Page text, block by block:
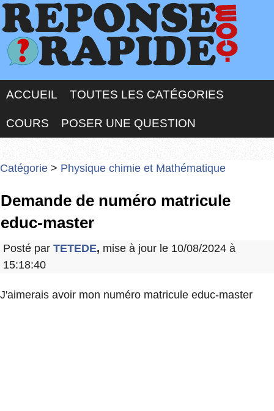
ACCUEIL TOUTES LES CATÉGORIES
COURS POSER UNE QUESTION
Catégorie > Physique chimie et Mathématique
Demande de numéro matricule
educ-master
Posté par TETEDE, mise à jour le 10/08/2024 à
15:18:40
J'aimerais avoir mon numéro matricule educ-master